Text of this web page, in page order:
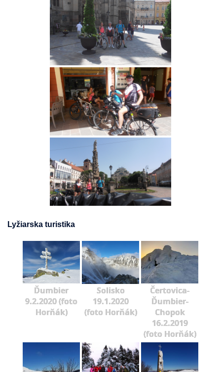
Lyžiarska turistika
Ďumbier
9.2.2020 (foto
Horňák)
Solisko
19.1.2020
(foto Horňák)
Čertovica-
Ďumbier-
Chopok
16.2.2019
(foto Horňák)